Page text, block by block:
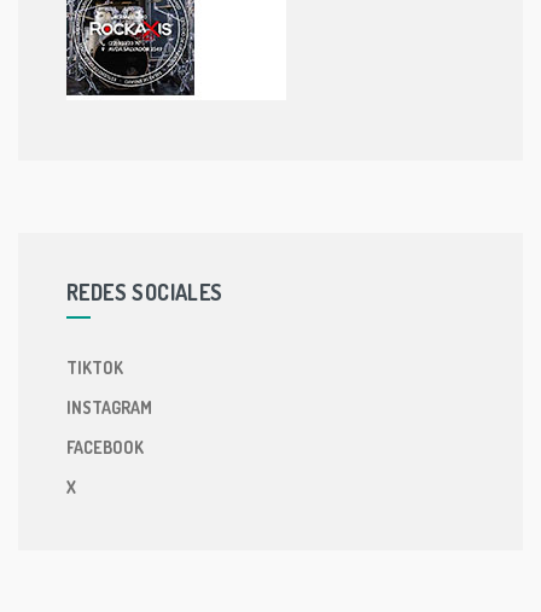
REDES SOCIALES
TIKTOK
INSTAGRAM
FACEBOOK
X